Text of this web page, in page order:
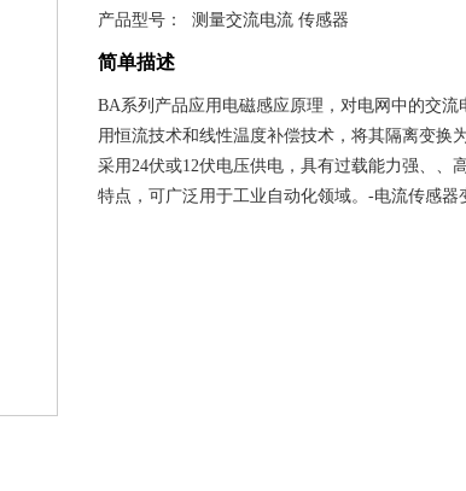
产品型号：测量交流电流 传感器
简单描述
BA系列产品应用电磁感应原理，对电网中的交流
用恒流技术和线性温度补偿技术，将其隔离变换
采用24伏或12伏电压供电，具有过载能力强、、
特点，可广泛用于工业自动化领域。-电流传感